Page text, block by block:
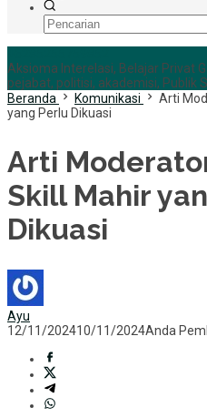
Aksioma Interelasi, Belajar Privat
pejabat, politisi, akademisi, Publik
Beranda
Komunikasi
Arti
yang Perlu Dikuasi
Arti
Skill Mahir
Dikuasi
Ayu
12/11/202410/11/2024Anda